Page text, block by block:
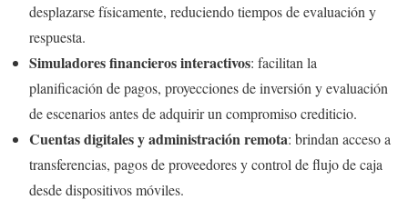
desplazarse físicamente, reduciendo tiempos de evaluación y
respuesta.
Simuladores financieros interactivos: facilitan la
planificación de pagos, proyecciones de inversión y evaluación
de escenarios antes de adquirir un compromiso crediticio.
Cuentas digitales y administración remota: brindan acceso a
transferencias, pagos de proveedores y control de flujo de caja
desde dispositivos móviles.